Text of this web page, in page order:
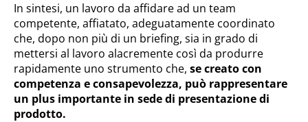
In sintesi, un lavoro da affidare ad un team
competente, affiatato, adeguatamente coordinato
che, dopo non più di un briefing, sia in grado di
mettersi al lavoro alacremente così da produrre
rapidamente uno strumento che, se creato con
competenza e consapevolezza, può rappresentare
un plus importante in sede di presentazione di
prodotto.